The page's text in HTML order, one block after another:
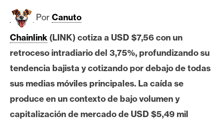
B
i
t
c
o
i
Por Canuto
Chainlink (LINK) cotiza a USD $7,56 con un
retroceso intradiario del 3,75%, profundizando su
tendencia bajista y cotizando por debajo de todas
sus medias móviles principales. La caída se
produce en un contexto de bajo volumen y
capitalización de mercado de USD $5,49 mil